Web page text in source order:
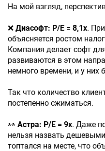
На мой взгляд,
❌ Диасофт: P/E = 8,1х.
объясняется ростом
Компания делает софт
развиваются в этом
немного времени, и у них
Так что количество
постепенно сжиматься.
👀 Астра: P/E = 9х. Даже
нельзя назвать
топтался на месте, что